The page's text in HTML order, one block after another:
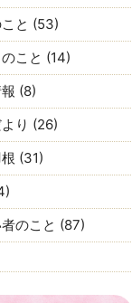
と (53)
こと (14)
(8)
り (26)
(31)
のこと (87)